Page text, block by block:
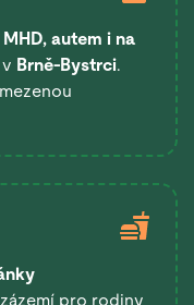
MHD, autem i na
v Brně-Bystrci.
pro rodiny